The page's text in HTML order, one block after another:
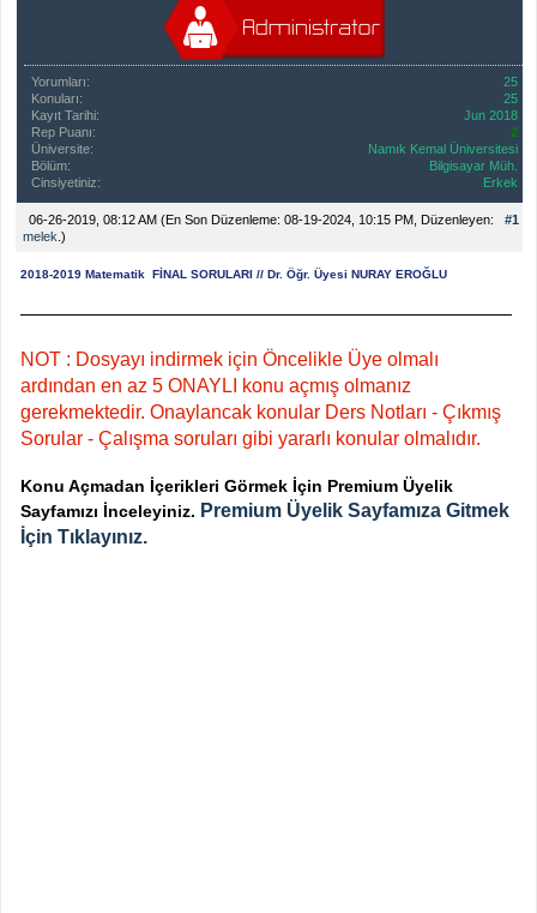
Yorumları:
25
Konuları:
25
Kayıt Tarihi:
Jun 2018
Rep Puanı:
2
Üniversite:
Namık Kemal Üniversitesi
Bölüm:
Bilgisayar Müh.
Cinsiyetiniz:
Erkek
#1
06-26-2019, 08:12 AM (En Son Düzenleme: 08-19-2024, 10:15 PM, Düzenleyen:
melek .)
2018-2019 Matematik FİNAL SORULARI // Dr. Öğr. Üyesi NURAY EROĞLU
NOT : Dosyayı indirmek için Öncelikle Üye olmalı
ardından en az 5 ONAYLI konu açmış olmanız
gerekmektedir. Onaylancak konular Ders Notları - Çıkmış
Sorular - Çalışma soruları gibi yararlı konular olmalıdır.
Konu Açmadan İçerikleri Görmek İçin Premium Üyelik
Sayfamızı İnceleyiniz. Premium Üyelik Sayfamıza Gitmek
İçin Tıklayınız.